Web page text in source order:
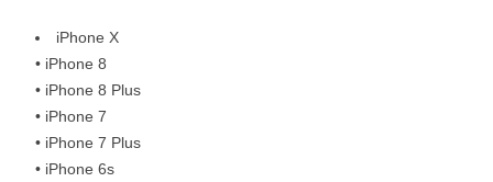
iPhone X
• iPhone 8
• iPhone 8 Plus
• iPhone 7
• iPhone 7 Plus
• iPhone 6s